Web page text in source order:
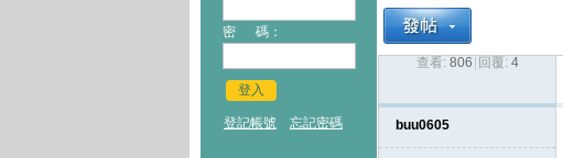
密 碼：
登入
登記帳號 忘記密碼
›
查看: 806 回覆: 4
buu0605